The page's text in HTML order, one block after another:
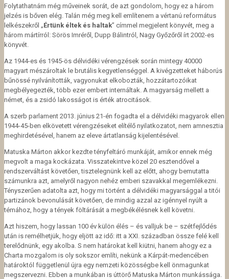
Folytathatnám még műveinek sorát, de azt gondolom, hogy ez a három
jelzés is bőven elég. Talán még meg kell említenem a vértanú református
lelkészekről „Értünk éltek és haltak” címmel megjelent könyvét, meg a
három mártírról: Sörös Imréről, Dupp Bálintról, Nagy Győzőről írt 2002-es
könyvét.
Az 1944-es és 1945-ös délvidéki vérengzések során mintegy 40000
magyart mészároltak le brutális kegyetlenséggel. A kivégzetteket háborús
bűnössé nyilvánították, vagyonukat elkobozták, hozzátartozóikat
megbélyegezték, több ezer embert internáltak. A magyarság mellett a
német, és a zsidó lakosságot is érték atrocitások.
A szerb parlament 2013. június 21-én fogadta el a délvidéki magyarok ellen
1944-45-ben elkövetett vérengzéseket elítélő nyilatkozatot, nem amnesztia
meghirdetésével, hanem az eleve ártatlanság kijelentésével.
Matuska Márton akkor kezdte tényfeltáró munkáját, amikor ennek még
megvolt a maga kockázata. Visszatekintve közel 20 esztendővel a
rendszerváltást követően, tisztelegnünk kell az előtt, ahogy bemutatta
számunkra azt, amelyről nagyon nehéz emberi szavakkal megemlékezni.
Tényszerűen adatolta azt, hogy mi történt a délvidéki magyarsággal a titói
partizánok bevonulását követően, de mindig azzal az igénnyel nyúlt a
témához, hogy a tények föltárását a megbékélésnek kell követni.
Azt hiszem, hogy lassan 100 év külön élés – és valljuk be – szétfejlődés
után is remélhetjük, hogy eljött az idő: itt a XXI. században össze felé kell
terelődnünk, egy akolba. S nem határokat kell kiütni, hanem ahogy ez a
Charta mozgalom is oly sokszor említi, nekünk a Kárpát-medencében
határoktól függetlenül újra egy nemzeti közösségbe kell önmagunkat
megszervezni. Ebben a munkában is úttörő Matuska Márton munkássága.